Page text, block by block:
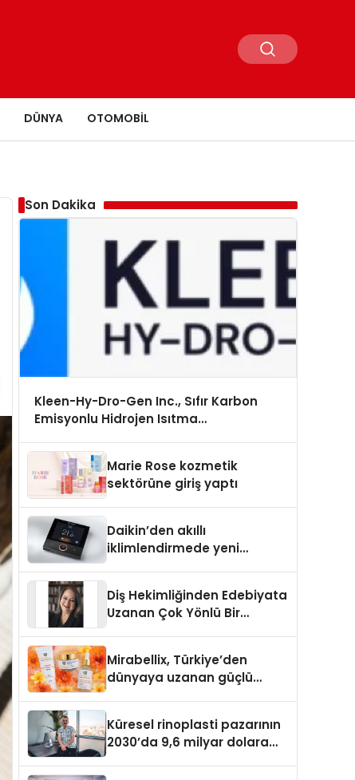
DÜNYA OTOMOBIL
Son Dakika
Kleen-Hy-Dro-Gen Inc., Sıfır Karbon
Emisyonlu Hidrojen Isıtma
Onaylarını Aldı
Marie Rose kozmetik
sektörüne giriş yaptı
Daikin’den akıllı
iklimlendirmede yeni
Diş Hekimliğinden Edebiyata
Uzanan Çok Yönlü Bir
Mirabellix, Türkiye’den
dünyaya uzanan güçlü
Küresel rinoplasti pazarının
2030’da 9,6 milyar dolara